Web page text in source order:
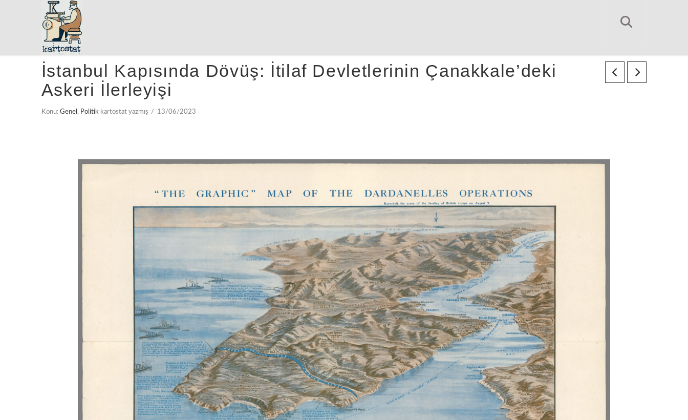
İstanbul Kapısında Dövüş: İtilaf Devletlerinin Çanakkale’deki
Askeri İlerleyişi
Konu: Genel , Politik kartostat yazmış 13/06/2023